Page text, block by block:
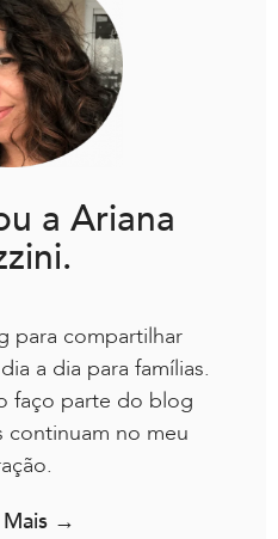
a Ariana
para compartilhar
a dia para famílias.
faço parte do blog
continuam no meu
Mais →